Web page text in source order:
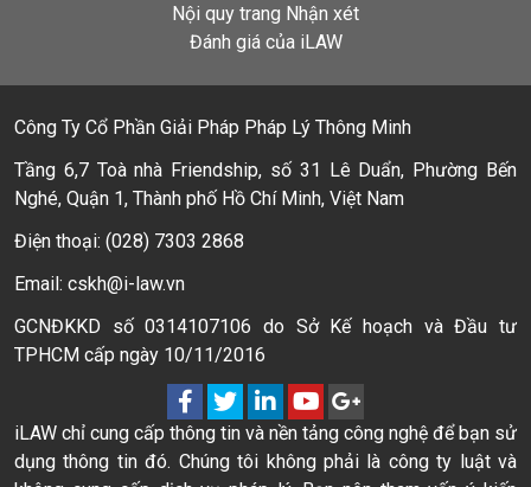
Nội quy trang Nhận xét
Đánh giá của iLAW
Công Ty Cổ Phần Giải Pháp Pháp Lý Thông Minh
Tầng 6,7 Toà nhà Friendship, số 31 Lê Duẩn, Phường Bến
Nghé, Quận 1, Thành phố Hồ Chí Minh, Việt Nam
Điện thoại: (028) 7303 2868
Email: cskh@i-law.vn
GCNĐKKD số 0314107106 do Sở Kế hoạch và Đầu tư
TPHCM cấp ngày 10/11/2016
iLAW chỉ cung cấp thông tin và nền tảng công nghệ để bạn sử
dụng thông tin đó. Chúng tôi không phải là công ty luật và